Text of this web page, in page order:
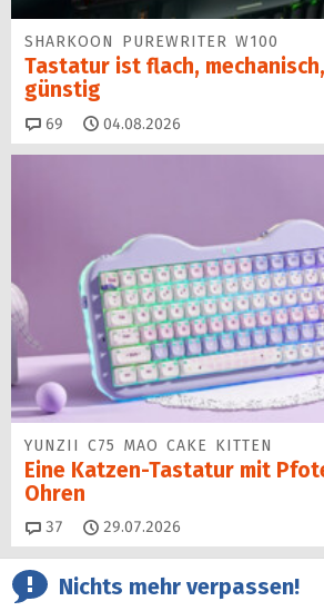
SHARKOON PUREWRITER W100
Tastatur ist flach,
günstig
69 Kommentare
04.08.2026
YUNZII C75 MAO CAKE KITTEN
Eine Katzen-Tastatur mit
Ohren
37 Kommentare
29.07.2026
Nichts mehr verpassen!